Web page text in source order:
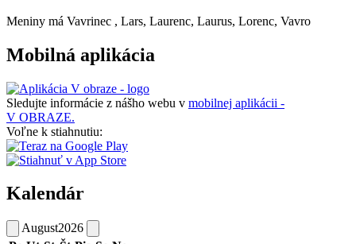
Meniny má Vavrinec , Lars, Laurenc, Laurus, Lorenc, Vavro
Mobilná aplikácia
Sledujte informácie z nášho webu v mobilnej aplikácii -
V OBRAZE.
Voľne k stiahnutiu:
Kalendár
August2026